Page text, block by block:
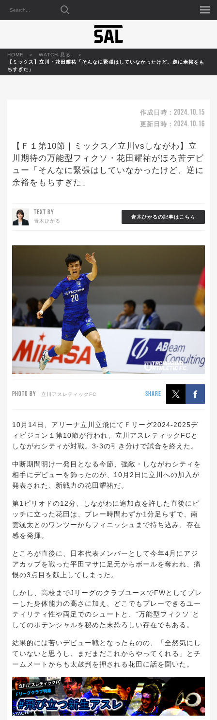
HOME
WATCH-見る-
【ミックス】立川・花田耀祐「そんなに緊張はしていなかったけど、逆に余裕をも
ちすぎた」
作成日時： 2024.10.15
更新日時： 2024.10.16
【Ｆ１第10節｜ミックス／立川vsしながわ】立
川期待の万能型フィクソ・花田耀祐がほろ苦デビ
ュー「そんなに緊張はしていなかったけど、逆に
余裕をもちすぎた」
TEXT BY
青木ひかる
青木ひかるの記事はこちら
PHOTO BY 立川アスレティックFC SHARE
10月14日、アリーナ立川立飛にてＦリーグ2024-2025デ
ィビジョン１第10節が行われ、立川アスレティックFCと
しながわシティが対戦。3-3の引き分けで試合を終えた。
中断期間明け一発目となる今節、強敵・しながわシティを
相手にデビューを飾ったのが、10月2日に立川への加入が
発表された、新戦力の花田耀祐だ。
第1ピリオドの12分、しながわに追加点を許した直後にピ
ッチに立った花田は、プレー時間わずか1分足らずで、南
雲颯太とのワンツーからフィニッシュまで持ち込み、存在
感を発揮。
ところが直後に、日本代表メンバーとして今年4月にアジ
アカップを戦った平田マサに足元からボールを奪われ、痛
恨の3点目を献上してしまった。
しかし、高校までJリーグのクラブユースでFWとしてプレ
ーした身体能力の高さに加え、どこでもプレーできるユー
ティリティ性や両足でのシュートと、“万能型フィクソ”と
してのポテンシャルを秘めた末恐ろしい存在でもある。
結果的には苦いデビュー戦となったものの、「全然気にし
ていないと思うし、まだまだこれからやってくれる」とチ
ームメートからも太鼓判を押される花田に話を聞いた。